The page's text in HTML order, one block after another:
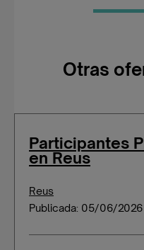
Otras
Participantes
en Reus
Reus
Publicada: 05/06/2026